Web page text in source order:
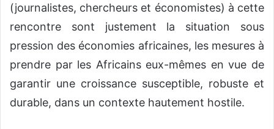
(journalistes, chercheurs et économistes) à cette
rencontre sont justement la situation sous
pression des économies africaines, les mesures à
prendre par les Africains eux-mêmes en vue de
garantir une croissance susceptible, robuste et
durable, dans un contexte hautement hostile.